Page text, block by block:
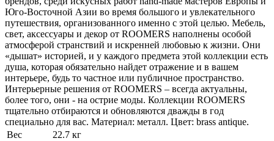
Юго-Восточной Азии во время большого и увлекательного
путешествия, организованного именно с этой целью. Мебель,
свет, аксессуары и декор от ROOMERS наполнены особой
атмосферой странствий и искренней любовью к жизни. Они
«дышат» историей, и у каждого предмета этой коллекции есть
душа, которая обязательно найдет отражение и в вашем
интерьере, будь то частное или публичное пространство.
Интерьерные решения от ROOMERS – всегда актуальны,
более того, они - на острие моды. Коллекции ROOMERS
тщательно отбираются и обновляются дважды в год
специально для вас. Материал: металл. Цвет: brass antique.
Вес
22.7 кг